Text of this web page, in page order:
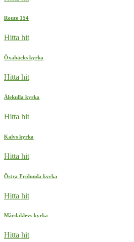
Route 154
Hitta hit
Öxabäcks kyrka
Hitta hit
Älekulla kyrka
Hitta hit
Kalvs kyrka
Hitta hit
Östra Frölunda kyrka
Hitta hit
Mårdaklevs kyrka
Hitta hit